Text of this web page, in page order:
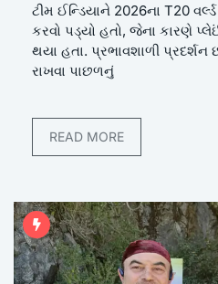
ટીમ ઈન્ડિયાને 2026ના T20
કરવો પડ્યો હતો, જેના કારણે
થયા હતા. પ્રભાવશાળી
રાખવા પાછળનું
READ MORE